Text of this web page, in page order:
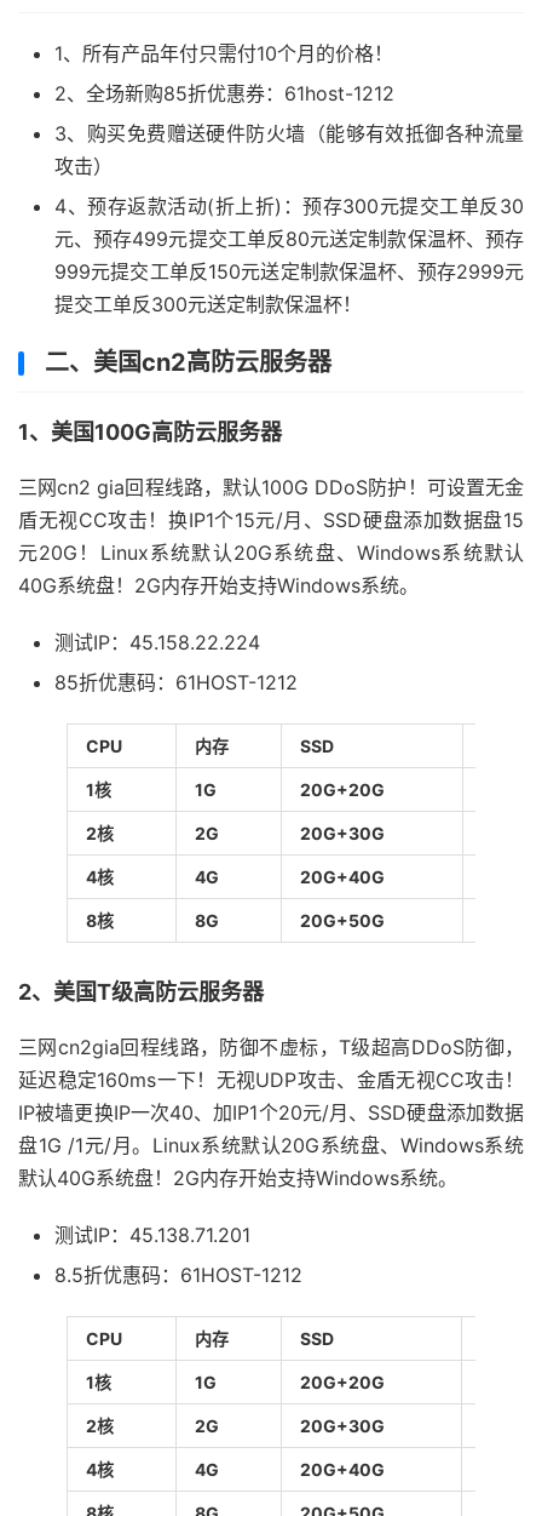
1、所有产品年付只需付10个月的价格！
2、全场新购85折优惠券：61host-1212
3、购买免费赠送硬件防火墙（能够有效抵御各种流量
攻击）
4、预存返款活动(折上折)：预存300元提交工单反30
元、预存499元提交工单反80元送定制款保温杯、预存
999元提交工单反150元送定制款保温杯、预存2999元
提交工单反300元送定制款保温杯！
二、美国cn2高防云服务器
1、美国100G高防云服务器
三网cn2 gia回程线路，默认100G DDoS防护！可设置无金
盾无视CC攻击！换IP1个15元/月、SSD硬盘添加数据盘15
元20G！Linux系统默认20G系统盘、Windows系统默认
40G系统盘！2G内存开始支持Windows系统。
测试IP：45.158.22.224
85折优惠码：61HOST-1212
CPU 内存 SSD
1核 1G 20G+20G
2核 2G 20G+30G
4核 4G 20G+40G
8核 8G 20G+50G
2、美国T级高防云服务器
三网cn2gia回程线路，防御不虚标，T级超高DDoS防御，
延迟稳定160ms一下！无视UDP攻击、金盾无视CC攻击！
IP被墙更换IP一次40、加IP1个20元/月、SSD硬盘添加数据
盘1G /1元/月。Linux系统默认20G系统盘、Windows系统
默认40G系统盘！2G内存开始支持Windows系统。
测试IP：45.138.71.201
8.5折优惠码：61HOST-1212
CPU 内存 SSD
1核 1G 20G+20G
2核 2G 20G+30G
4核 4G 20G+40G